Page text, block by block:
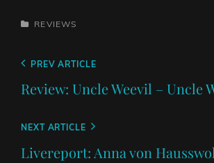
CATEGORIES
REVIEWS
Beitragsnavigation
Previous
PREV ARTICLE
Review: Uncle Weevil – Uncle
Next
Post
NEXT ARTICLE
Livereport: Anna von